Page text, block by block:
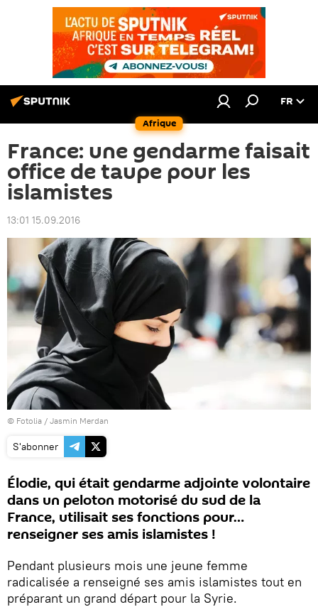
Afrique
FR
France: une gendarme faisait
office de taupe pour les
islamistes
13:01 15.09.2016
© Fotolia / Jasmin Merdan
S'abonner
Élodie, qui était gendarme adjointe volontaire
dans un peloton motorisé du sud de la
France, utilisait ses fonctions pour…
renseigner ses amis islamistes !
Pendant plusieurs mois une jeune femme
radicalisée a renseigné ses amis islamistes tout en
préparant un grand départ pour la Syrie.